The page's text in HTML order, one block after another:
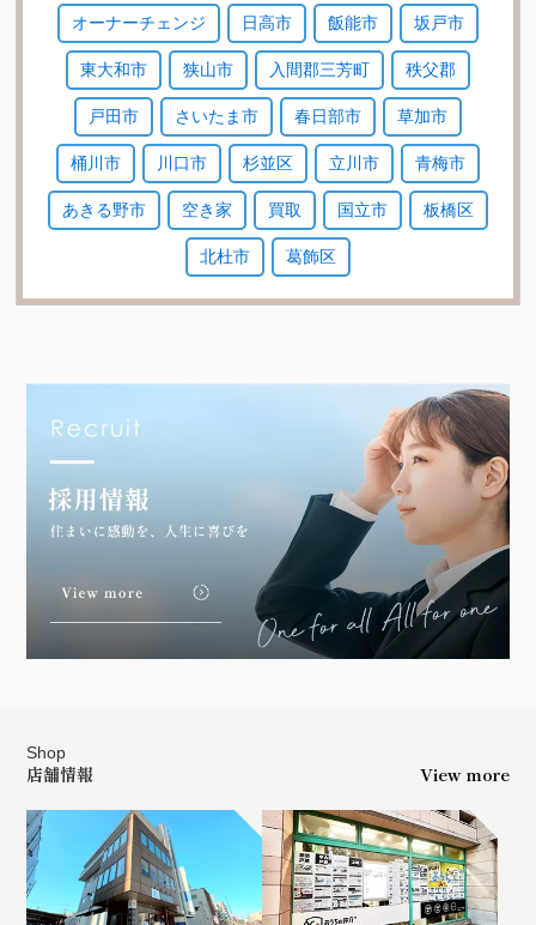
オーナーチェンジ 日高市 飯能市 坂戸市
東大和市 狭山市 入間郡三芳町 秩父郡
戸田市 さいたま市 春日部市 草加市
桶川市 川口市 杉並区 立川市 青梅市
あきる野市 空き家 買取 国立市 板橋区
北杜市 葛飾区
Shop
店舗情報 View more